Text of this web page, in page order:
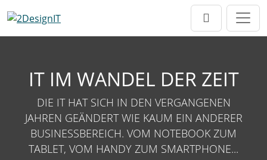
IT IM WANDEL DER ZEIT
DIE IT HAT SICH IN DEN VERGANGENEN
JAHREN GEÄNDERT WIE KAUM EIN ANDERER
BUSINESSBEREICH. VOM NOTEBOOK ZUM
TABLET, VOM HANDY ZUM SMARTPHONE...